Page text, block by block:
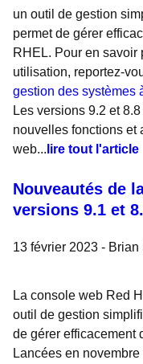
un outil de gestion
permet de gérer
RHEL. Pour en savoir
utilisation, reportez-
gestion des systèmes
Les versions 9.2 et
nouvelles fonctions et
web... lire tout l'article
Nouveautés de
versions 9.1 et
13 février 2023 - Brian
La console web Red
outil de gestion
de gérer efficacement
Lancées en